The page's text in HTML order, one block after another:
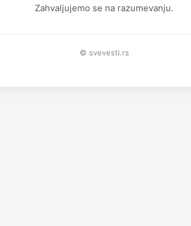
Zahvaljujemo se na razumevanju.
© svevesti.rs